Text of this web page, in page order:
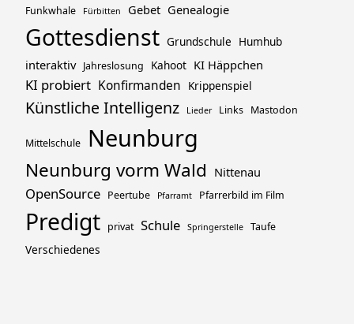
Funkwhale
Fürbitten Gebet Genealogie
Gottesdienst Grundschule Humhub
interaktiv Jahreslosung Kahoot KI Häppchen
KI probiert Konfirmanden Krippenspiel
Künstliche Intelligenz Lieder Links Mastodon
Mittelschule Neunburg
Neunburg vorm Wald Nittenau
OpenSource Peertube Pfarramt Pfarrerbild im Film
Predigt privat Schule Springerstelle Taufe
Verschiedenes